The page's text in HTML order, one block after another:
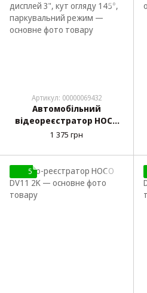
Артикул: 00000069432
Автомобільний
відеореєстратор HOCO
DI64 на 3 камери, Wi-Fi,
огляду 145°,
паркувальний режим
1 375 грн
5